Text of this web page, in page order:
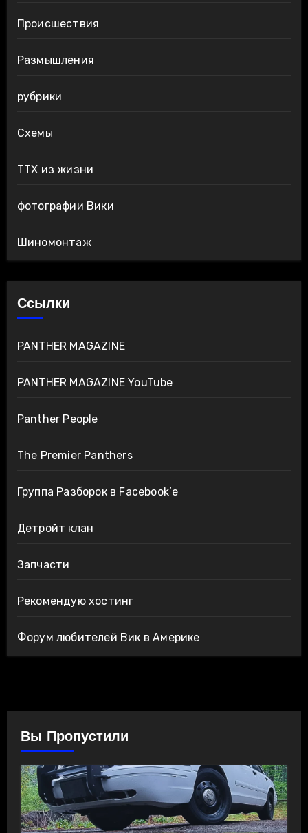
Происшествия
Размышления
рубрики
Схемы
ТТХ из жизни
фотографии Вики
Шиномонтаж
Ссылки
PANTHER MAGAZINE
PANTHER MAGAZINE YouTube
Panther People
The Premier Panthers
Группа Разборок в Facebook’е
Детройт клан
Запчасти
Рекомендую хостинг
Форум любителей Вик в Америке
Вы Пропустили